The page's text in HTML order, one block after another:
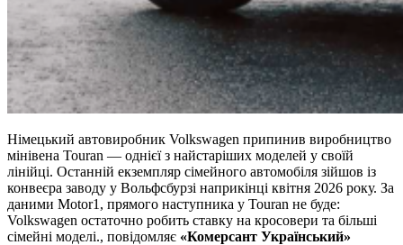
Німецький автовиробник Volkswagen припинив виробництво
мінівена Touran — однієї з найстаріших моделей у своїй
лінійці. Останній екземпляр сімейного автомобіля зійшов із
конвеєра заводу у Вольфсбурзі наприкінці квітня 2026 року. За
даними Motor1, прямого наступника у Touran не буде:
Volkswagen остаточно робить ставку на кросовери та більші
сімейні моделі., повідомляє «Комерсант Український»